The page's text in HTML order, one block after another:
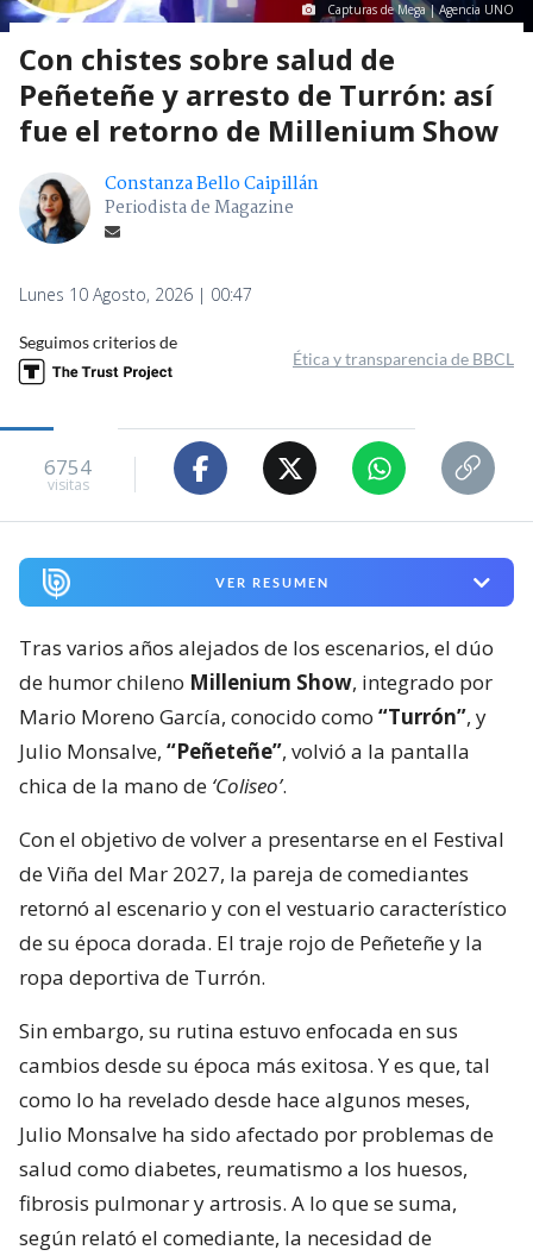
Capturas de Mega | Agencia UNO
Con chistes sobre salud de
Peñeteñe y arresto de Turrón: así
fue el retorno de Millenium Show
Constanza Bello Caipillán
Periodista de Magazine
Lunes 10 Agosto, 2026 | 00:47
Seguimos criterios de
Ética y transparencia de BBCL
6754
visitas
VER RESUMEN
Tras varios años alejados de los escenarios, el dúo
de humor chileno Millenium Show, integrado por
Mario Moreno García, conocido como “Turrón”, y
Julio Monsalve, “Peñeteñe”, volvió a la pantalla
chica de la mano de ‘Coliseo’.
Con el objetivo de volver a presentarse en el Festival
de Viña del Mar 2027, la pareja de comediantes
retornó al escenario y con el vestuario característico
de su época dorada. El traje rojo de Peñeteñe y la
ropa deportiva de Turrón.
Sin embargo, su rutina estuvo enfocada en sus
cambios desde su época más exitosa. Y es que, tal
como lo ha revelado desde hace algunos meses,
Julio Monsalve ha sido afectado por problemas de
salud como diabetes, reumatismo a los huesos,
fibrosis pulmonar y artrosis. A lo que se suma,
según relató el comediante, la necesidad de